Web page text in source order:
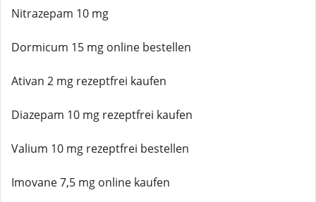
Nitrazepam 10 mg
Dormicum 15 mg online bestellen
Ativan 2 mg rezeptfrei kaufen
Diazepam 10 mg rezeptfrei kaufen
Valium 10 mg rezeptfrei bestellen
Imovane 7,5 mg online kaufen